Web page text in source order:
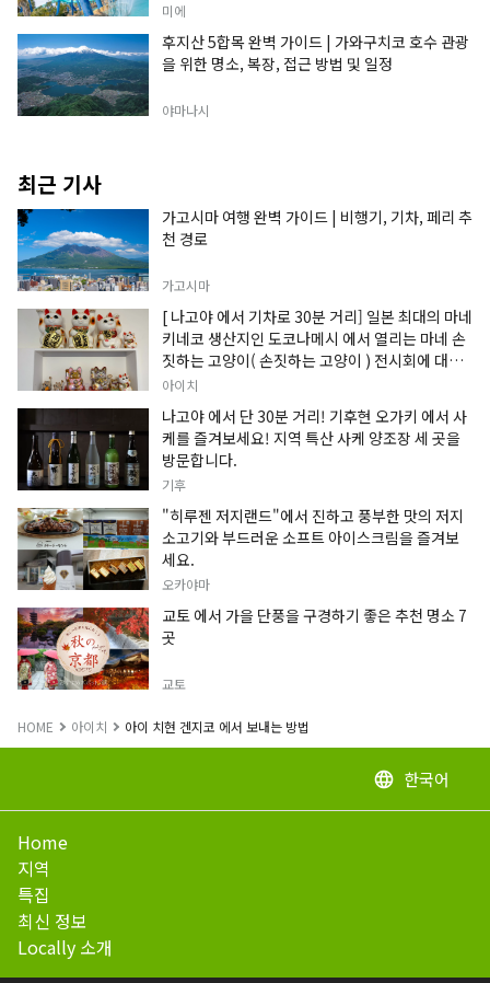
미에
후지산 5합목 완벽 가이드 | 가와구치코 호수 관광
을 위한 명소, 복장, 접근 방법 및 일정
야마나시
최근 기사
가고시마 여행 완벽 가이드 | 비행기, 기차, 페리 추
천 경로
가고시마
[ 나고야 에서 기차로 30분 거리] 일본 최대의 마네
키네코 생산지인 도코나메시 에서 열리는 마네 손
짓하는 고양이( 손짓하는 고양이 ) 전시회에 대한
정보입니다.
아이치
나고야 에서 단 30분 거리! 기후현 오가키 에서 사
케를 즐겨보세요! 지역 특산 사케 양조장 세 곳을
방문합니다.
기후
"히루젠 저지랜드"에서 진하고 풍부한 맛의 저지
소고기와 부드러운 소프트 아이스크림을 즐겨보
세요.
오카야마
교토 에서 가을 단풍을 구경하기 좋은 추천 명소 7
곳
교토
HOME 아이치 아이 치현 겐지코 에서 보내는 방법
language 한국어
Home
지역
특집
최신 정보
Locally 소개